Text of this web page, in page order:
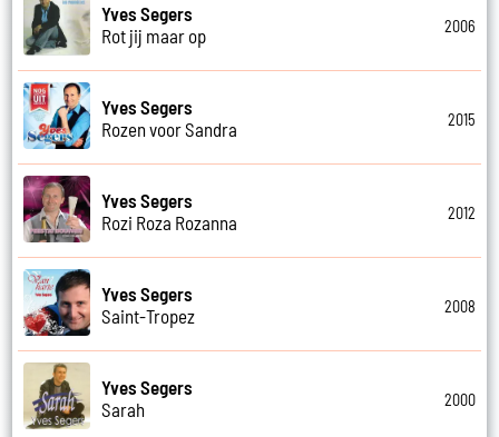
Yves Segers
Rot jij maar op
2006
Yves Segers
Rozen voor Sandra
2015
Yves Segers
Rozi Roza Rozanna
2012
Yves Segers
Saint-Tropez
2008
Yves Segers
Sarah
2000